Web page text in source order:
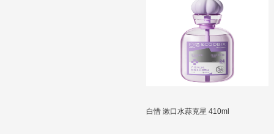
白惜 漱口水蒜克星 410ml